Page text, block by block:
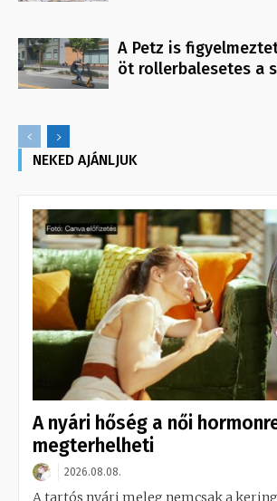
A Petz is
öt rollerbalesetes a
NEKED AJÁNLJUK
A nyári hőség a női
megterhelheti
2026.08.08.
A tartós nyári meleg nemcsak a